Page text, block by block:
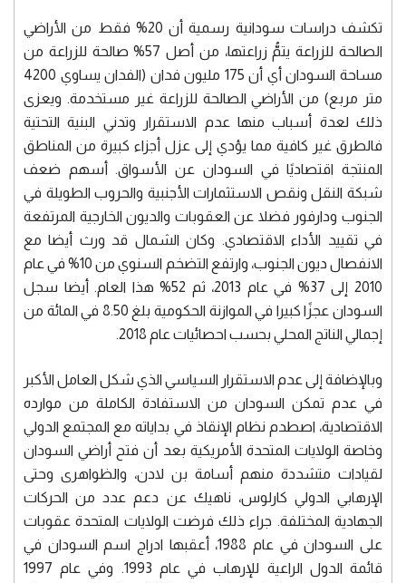
تكشف دراسات سودانية رسمية أن 20% فقط من الأراضي
الصالحة للزراعة يتمُّ زراعتها، من أصل 57% صالحة للزراعة من
مساحة السودان أي أن 175 مليون فدان (الفدان يساوي 4200
متر مربع) من الأراضي الصالحة للزراعة غير مستخدمة. ويعزى
ذلك لعدة أسباب منها عدم الاستقرار وتدني البنية التحتية
فالطرق غير كافية مما يؤدي إلى عزل أجزاء كبيرة من المناطق
المنتجة اقتصاديًا في السودان عن الأسواق. أسهم ضعف
شبكة النقل ونقص الاستثمارات الأجنبية والحروب الطويلة في
الجنوب ودارفور فضلا عن العقوبات والديون الخارجية المرتفعة
في تقييد الأداء الاقتصادي. وكان الشمال قد ورث أيضا مع
الانفصال ديون الجنوب، وارتفع التضخم السنوي من 10% في عام
2010 إلى 37% في عام 2013، ثم 52% هذا العام. أيضا سجل
السودان عجزًا كبيرا في الموازنة الحكومية بلغ 8.50 في المائة من
إجمالي الناتج المحلي بحسب احصائيات عام 2018.
وبالإضافة إلى عدم الاستقرار السياسي الذي شكل العامل الأكبر
في عدم تمكن السودان من الاستفادة الكاملة من موارده
الاقتصادية، اصطدم نظام الإنقاذ في بداياته مع المجتمع الدولي
وخاصة الولايات المتحدة الأمريكية بعد أن فتح أراضي السودان
لقيادات متشددة منهم أسامة بن لادن، والظواهرى وحتى
الإرهابي الدولي كارلوس، ناهيك عن دعم عدد من الحركات
الجهادية المختلفة. جراء ذلك فرضت الولايات المتحدة عقوبات
على السودان في عام 1988، أعقبها ادراج اسم السودان في
قائمة الدول الراعية للإرهاب في عام 1993. وفي عام 1997